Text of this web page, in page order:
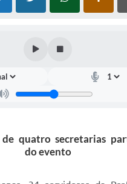
de Informática
de quatro secretarias
do evento